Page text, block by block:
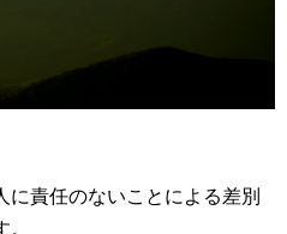
責任のないことによる差別